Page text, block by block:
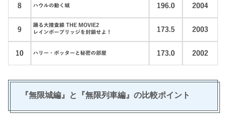
『無限城編』と『無限列車編』の比較ポイント